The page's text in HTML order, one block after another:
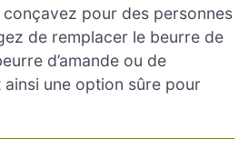
pour des personnes
de remplacer le beurre de
d’amande ou de
une option sûre pour